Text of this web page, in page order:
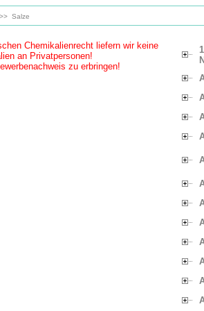
Salze
Chemikalienrecht liefern wir keine
an Privatpersonen!
zu erbringen!